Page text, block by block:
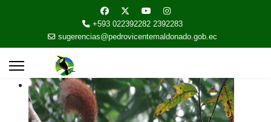
+593 022392282 2392283
sugerencias@pedrovicentemaldonado.gob.ec